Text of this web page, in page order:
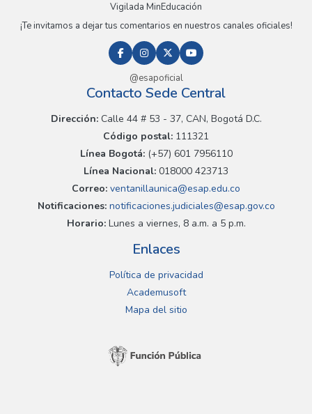
Vigilada MinEducación
¡Te invitamos a dejar tus comentarios en nuestros canales oficiales!
@esapoficial
Contacto Sede Central
Dirección:Calle 44 # 53 - 37, CAN, Bogotá D.C.
Código postal: 111321
Línea Bogotá:(+57) 601 7956110
Línea Nacional: 018000 423713
Correo: ventanillaunica@esap.edu.co
Notificaciones:notificaciones.judiciales@esap.gov.co
Horario:Lunes a viernes, 8 a.m. a 5 p.m.
Enlaces
Política de privacidad
Academusoft
Mapa del sitio